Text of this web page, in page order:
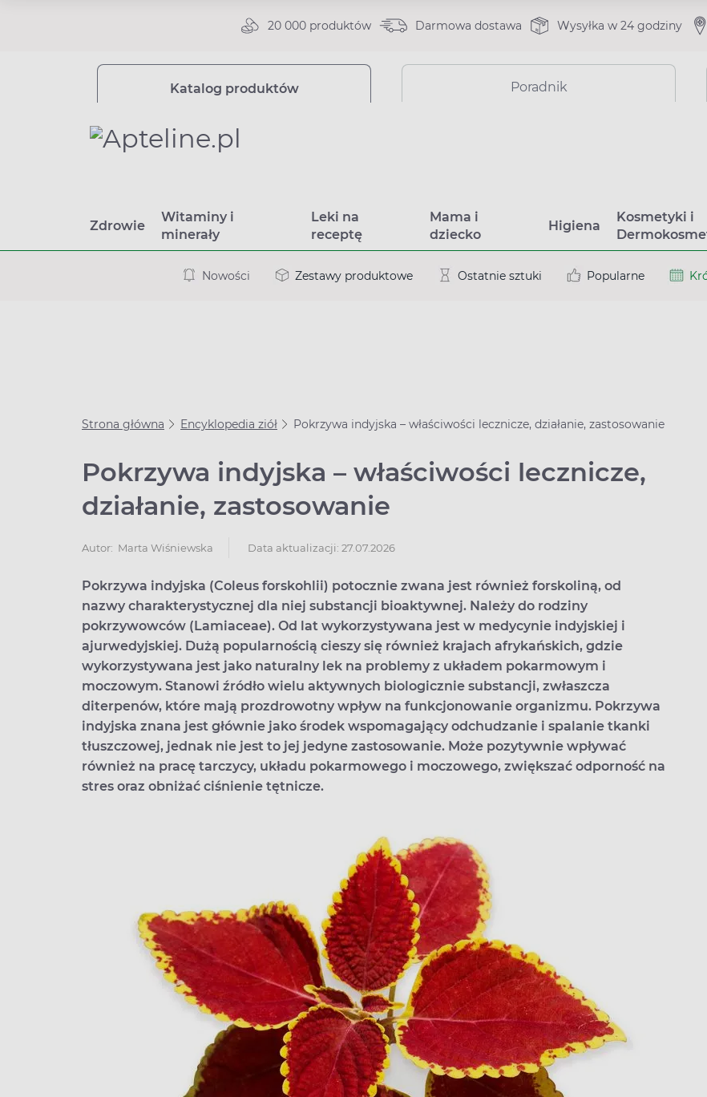
20 000 produktów Darmowa dostawa Wysyłka w 24 godziny
Katalog produktów Poradnik
Zdrowie
Witaminy i
minerały
Leki na
receptę
Mama i
dziecko
Higiena
Kosmetyki i
Nowości Zestawy produktowe Ostatnie sztuki Popularne
Strona główna Encyklopedia ziół Pokrzywa indyjska – właściwości lecznicze, działanie, zastosowanie
Pokrzywa indyjska – właściwości lecznicze,
działanie, zastosowanie
Autor: Marta Wiśniewska Data aktualizacji: 27.07.2026
Pokrzywa indyjska (Coleus forskohlii) potocznie zwana jest również forskoliną, od
nazwy charakterystycznej dla niej substancji bioaktywnej. Należy do rodziny
pokrzywowców (Lamiaceae). Od lat wykorzystywana jest w medycynie indyjskiej i
ajurwedyjskiej. Dużą popularnością cieszy się również krajach afrykańskich, gdzie
wykorzystywana jest jako naturalny lek na problemy z układem pokarmowym i
moczowym. Stanowi źródło wielu aktywnych biologicznie substancji, zwłaszcza
diterpenów, które mają prozdrowotny wpływ na funkcjonowanie organizmu. Pokrzywa
indyjska znana jest głównie jako środek wspomagający odchudzanie i spalanie tkanki
tłuszczowej, jednak nie jest to jej jedyne zastosowanie. Może pozytywnie wpływać
również na pracę tarczycy, układu pokarmowego i moczowego, zwiększać odporność na
stres oraz obniżać ciśnienie tętnicze.